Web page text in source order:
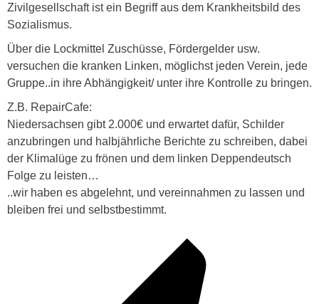
Zivilgesellschaft ist ein Begriff aus dem Krankheitsbild des
Sozialismus.
Über die Lockmittel Zuschüsse, Fördergelder usw.
versuchen die kranken Linken, möglichst jeden Verein, jede
Gruppe..in ihre Abhängigkeit/ unter ihre Kontrolle zu bringen.
Z.B. RepairCafe:
Niedersachsen gibt 2.000€ und erwartet dafür, Schilder
anzubringen und halbjährliche Berichte zu schreiben, dabei
der Klimalüge zu frönen und dem linken Deppendeutsch
Folge zu leisten…
..wir haben es abgelehnt, und vereinnahmen zu lassen und
bleiben frei und selbstbestimmt.